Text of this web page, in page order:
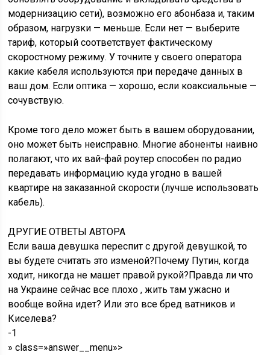
сочувствую.
Кроме того дело может быть в вашем оборудовании,
оно может быть неисправно. Многие абоненты наивно
полагают, что их вай-фай роутер способен по радио
передавать информацию куда угодно в вашей
квартире на заказанной скорости (лучше использовать
ДРУГИЕ ОТВЕТЫ АВТОРА
Если ваша девушка переспит с другой девушкой, то
вы будете считать это изменой?Почему Путин, когда
ходит, никогда не машет правой рукой?Правда ли что
на Украине сейчас все плохо , жить там ужасно и
Киселева?
-1
» class=»answer__menu»>
Ответить
Рейтинг вопросов за день
1
Что будет, если самолет будет лететь просто прямо с
отключенными системами стабилизации? Почему он